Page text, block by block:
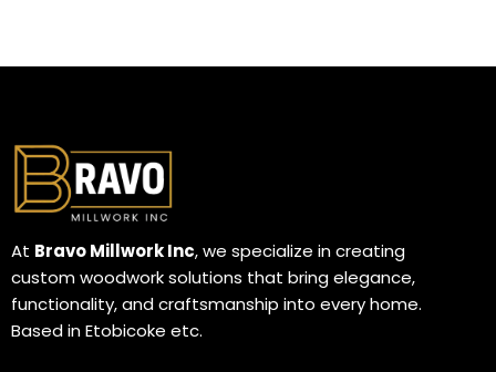
At Bravo Millwork Inc, we specialize in creating
custom woodwork solutions that bring elegance,
functionality, and craftsmanship into every home.
Based in Etobicoke etc.